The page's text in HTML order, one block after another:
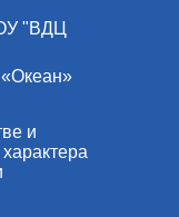
"ВДЦ
и